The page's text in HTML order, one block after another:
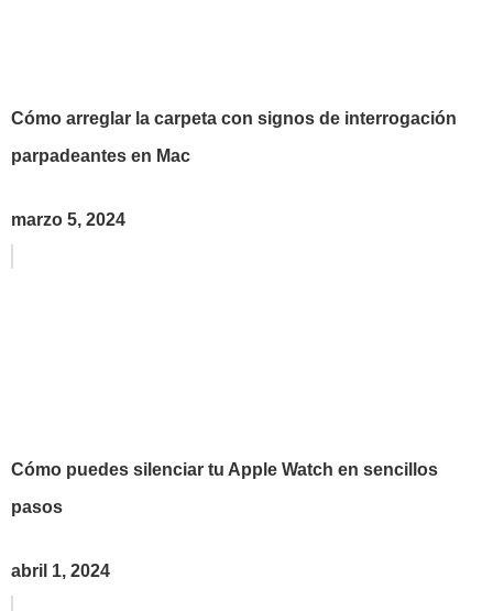
Cómo arreglar la carpeta con signos de interrogación
parpadeantes en Mac
marzo 5, 2024
Cómo puedes silenciar tu Apple Watch en sencillos
pasos
abril 1, 2024